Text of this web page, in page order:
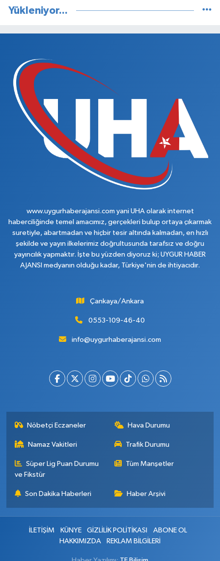
Yükleniyor...
www.uygurhaberajansi.com yani UHA olarak internet
haberciliğinde temel amacımız, gerçekleri bulup ortaya çıkarmak
suretiyle, abartmadan ve hiçbir tesir altında kalmadan, en hızlı
şekilde ve yayın ilkelerimiz doğrultusunda tarafsız ve doğru
yayıncılık yapmaktır. İşte bu yüzden diyoruz ki; UYGUR HABER
AJANSI medyanın olduğu kadar, Türkiye'nin de ihtiyacıdır.
Çankaya/Ankara
0553-109-46-40
info@uygurhaberajansi.com
Nöbetçi Eczaneler Hava Durumu
Namaz Vakitleri Trafik Durumu
Süper Lig Puan Durumu
ve Fikstür
Tüm Manşetler
Son Dakika Haberleri Haber Arşivi
İLETİŞİM KÜNYE GİZLİLİK POLİTİKASI
ABONE OL
HAKKIMIZDA
REKLAM BİLGİLERİ